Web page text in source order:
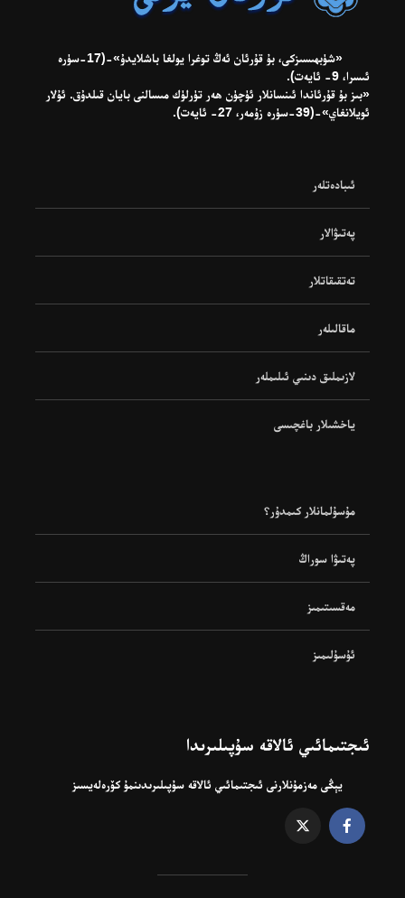
«شۈبھىسىزكى، بۇ قۇرئان ئەڭ توغرا يولغا باشلايدۇ»-(17-سۈرە
ئىسرا، 9- ئايەت).
«بىز بۇ قۇرئاندا ئىنسانلار ئۈچۈن ھەر تۈرلۈك مىسالنى بايان قىلدۇق. ئۇلار
ئويلانغاي»-(39-سۈرە زۇمەر، 27- ئايەت).
ئىبادەتلەر
پەتىۋالار
تەتقىقاتلار
ماقالىلەر
لازىملىق دىنىي ئىلىملەر
ياخشىلار باغچىسى
مۇسۇلمانلار كىمدۇر؟
پەتىۋا سوراڭ
مەقسىتىمىز
ئۇسۇلىمىز
ئىجتىمائىي ئالاقە سۇپىلىرىدا
يېڭى مەزمۇنلارنى ئىجتىمائىي ئالاقە سۇپىلىرىدىنمۇ كۆرەلەيسىز